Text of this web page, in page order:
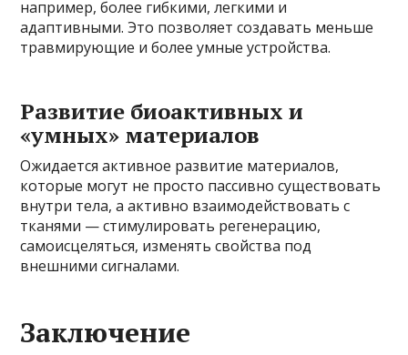
например, более гибкими, легкими и
адаптивными. Это позволяет создавать меньше
травмирующие и более умные устройства.
Развитие биоактивных и
«умных» материалов
Ожидается активное развитие материалов,
которые могут не просто пассивно существовать
внутри тела, а активно взаимодействовать с
тканями — стимулировать регенерацию,
самоисцеляться, изменять свойства под
внешними сигналами.
Заключение